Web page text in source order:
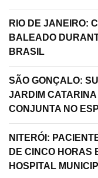
RIO DE JANEIRO:
BALEADO
BRASIL
SÃO GONÇALO:
JARDIM
CONJUNTA NO
NITERÓI:
DE CINCO HORAS
HOSPITAL